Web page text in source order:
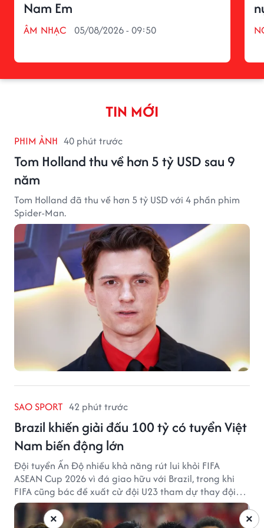
Nam Em
ÂM NHẠC 05/08/2026 - 09:50
TIN MỚI
PHIM ẢNH 40 phút trước
Tom Holland thu về hơn 5 tỷ USD sau 9
năm
Tom Holland đã thu về hơn 5 tỷ USD với 4 phần phim
Spider-Man.
SAO SPORT 42 phút trước
Brazil khiến giải đấu 100 tỷ có tuyển Việt
Nam biến động lớn
Đội tuyển Ấn Độ nhiều khả năng rút lui khỏi FIFA
ASEAN Cup 2026 vì đá giao hữu với Brazil, trong khi
FIFA cũng bác đề xuất cử đội U23 tham dự thay đội
tuyển quốc gia.
×
×